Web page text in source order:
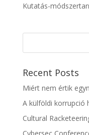
Kutatás-
Recent Posts
Miért nem értik
A külföldi korrupció
Cultural